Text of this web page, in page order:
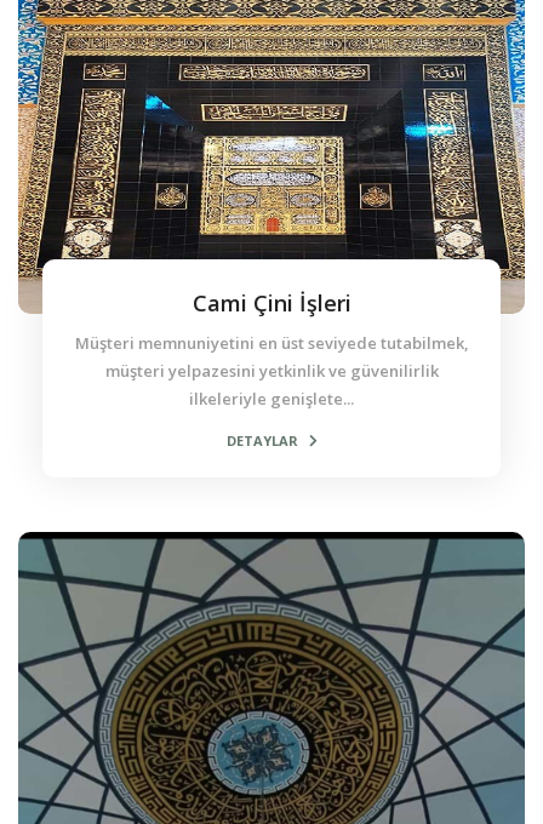
Cami Çini İşleri
Müşteri memnuniyetini en üst seviyede tutabilmek,
müşteri yelpazesini yetkinlik ve güvenilirlik
ilkeleriyle genişlete...
DETAYLAR